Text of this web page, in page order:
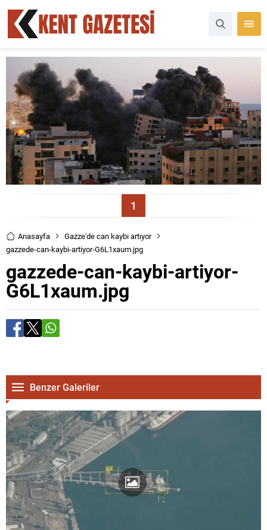
1
Anasayfa
Gazze'de can kaybı artıyor
gazzede-can-kaybi-artiyor-G6L1xaum.jpg
gazzede-can-kaybi-artiyor-
G6L1xaum.jpg
Benzer Galeriler